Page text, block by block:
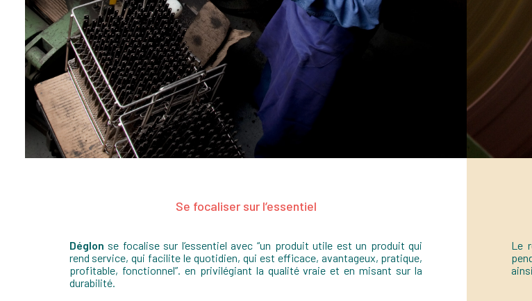
Se focaliser sur l’essentiel
Déglon se focalise sur l’essentiel avec “un produit utile est un produit qui
rend service, qui facilite le quotidien, qui est efficace, avantageux, pratique,
profitable, fonctionnel”. en privilégiant la qualité vraie et en misant sur la
durabilité.
Le